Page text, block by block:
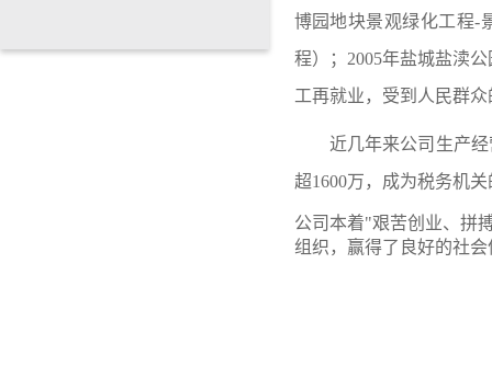
博园地块景观绿化工程-
程）； 2005年盐城盐渎
工再就业，受到人民群
近几年来公司生产
超1600万，成为税务机
公司本着"艰苦创业、拼
组织，赢得了良好的社